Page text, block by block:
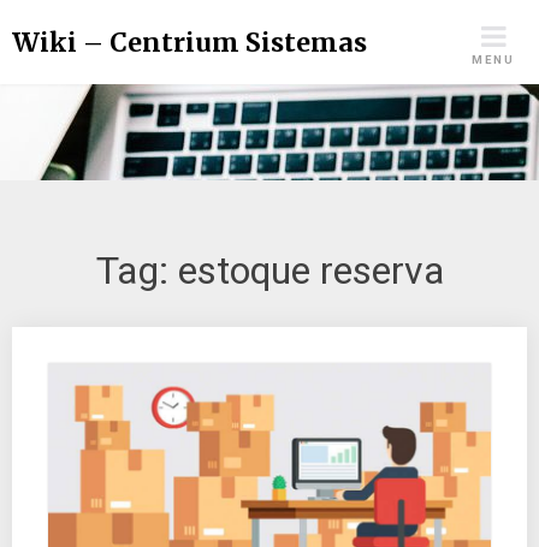
Wiki – Centrium Sistemas
MENU
Tag: estoque reserva